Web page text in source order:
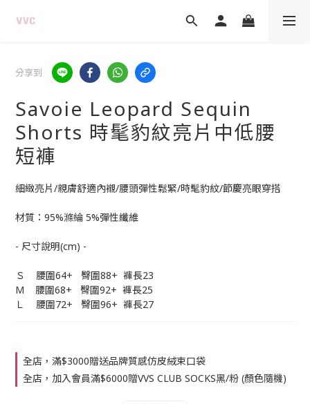
分享到
Savoie Leopard Sequin
Shorts 時髦豹紋亮片中低腰
短褲
細緻亮片/親膚舒適內襯/腰頭彈性鬆緊/時髦豹紋/節慶亮眼穿搭
材質：95%滌綸 5%彈性纖維
- 尺寸說明(cm) -
Ｓ    腰圍64+   臀圍88+  褲長23
M    腰圍68+   臀圍92+  褲長25
Ｌ    腰圍72+   臀圍96+  褲長27
全店，滿$3000贈送品牌質感仿皮絨束口袋
全店，加入會員滿$6000贈VVS CLUB SOCKS黑/粉 (顏色隨機)